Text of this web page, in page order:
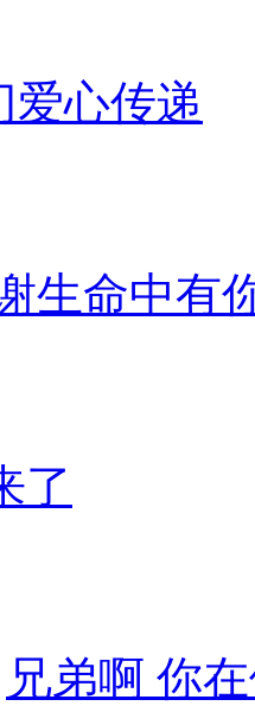
爱心传递
生命中有
了
兄弟啊 你